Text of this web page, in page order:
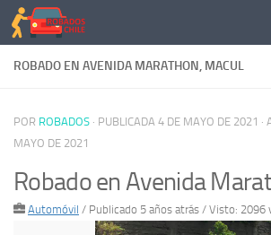
Saltar al contenido
ROBADO EN AVENIDA MARATHON, MACUL
POR ROBADOS · PUBLICADA 4 DE MAYO DE 2021 ·
MAYO DE 2021
Robado en Avenida
Automóvil / Publicado 5 años atrás / Visto: 2096